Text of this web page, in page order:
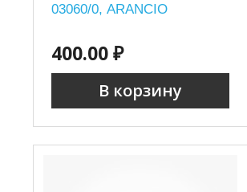
03060/0, ARANCIO
400.00 ₽
В корзину